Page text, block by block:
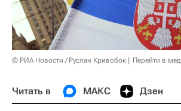
© РИА Новости / Руслан Кривобок Перейти в
Читать в МАКС Дзен